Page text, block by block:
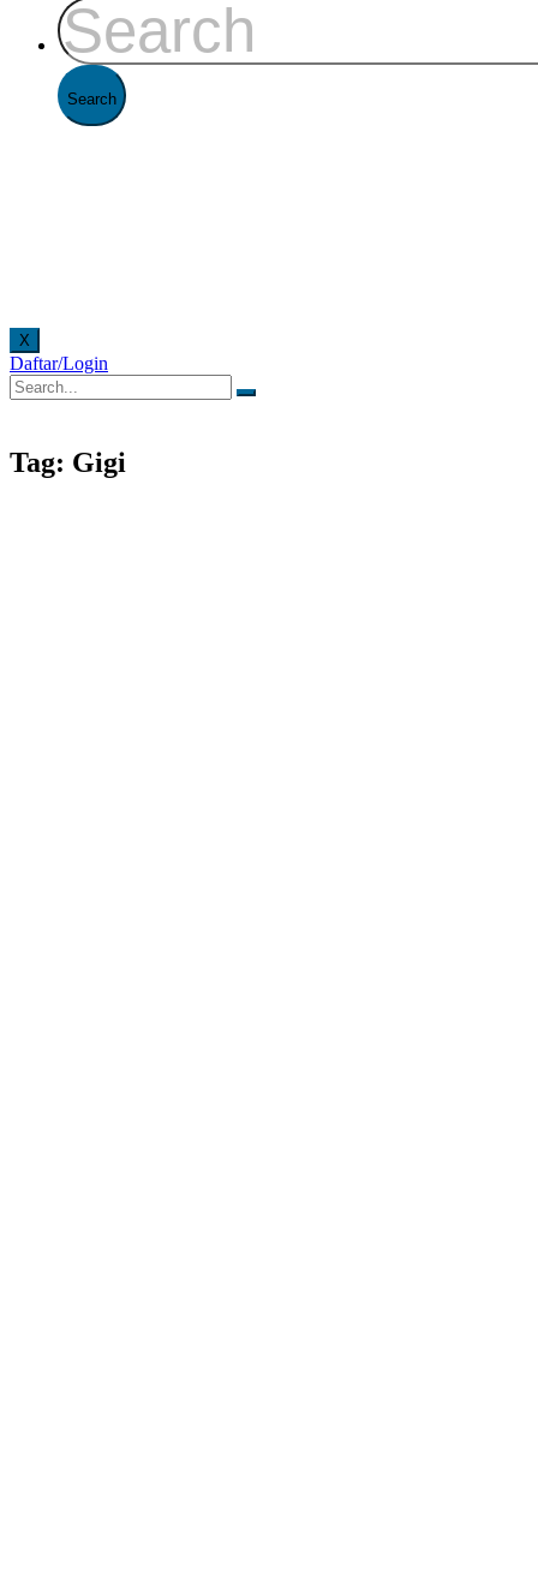
X
Daftar/Login
Tag: Gigi